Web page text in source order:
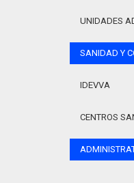
UNIDADES
SANIDAD Y
IDEVVA
CENTROS